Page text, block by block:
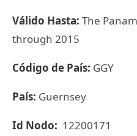
Válido Hasta: The
through 2015
Código de País: GGY
País: Guernsey
Id Nodo: 12200171